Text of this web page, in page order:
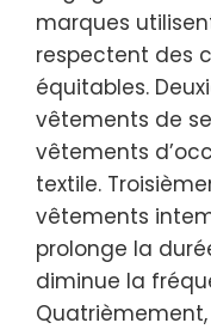
marques
respectent des
équitables.
vêtements de
vêtements
textile.
vêtements
prolonge la
diminue la